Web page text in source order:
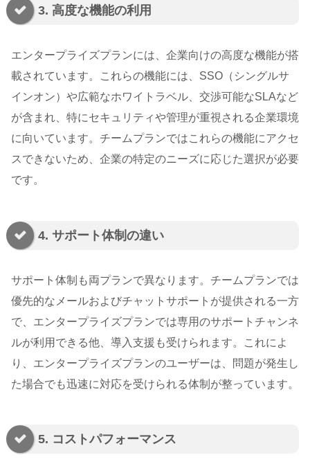
3. 高度な機能の利用
エンタープライズプランには、企業向けの高度な機能が搭
載されています。これらの機能には、SSO（シングルサ
インオン）や広範なホワイトラベル、交渉可能なSLAなど
が含まれ、特にセキュリティや管理が重視される企業環境
に向いています。チームプランではこれらの機能にアクセ
スできないため、企業の特定のニーズに応じた選択が必要
です。
4. サポート体制の違い
サポート体制も両プランで異なります。チームプランでは
優先的なメールおよびチャットサポートが提供される一方
で、エンタープライズプランでは専用のサポートチャンネ
ルが利用できる他、導入支援も受けられます。これによ
り、エンタープライズプランのユーザーは、問題が発生し
た場合でも迅速に対応を受けられる体制が整っています。
5. コストパフォーマンス